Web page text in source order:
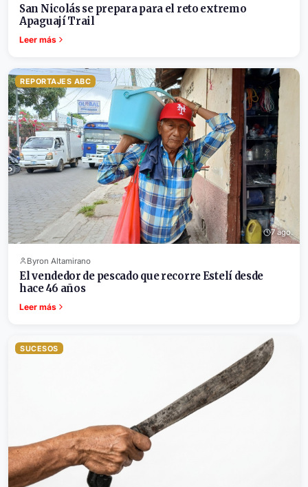
San Nicolás se prepara para el reto extremo
Apaguají Trail
Leer más
REPORTAJES ABC
7 ago.
Byron Altamirano
El vendedor de pescado que recorre Estelí desde
hace 46 años
Leer más
SUCESOS